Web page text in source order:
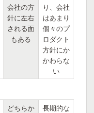
会社の方
針に左右
される面
もある
り、会社
はあまり
個々のプ
ロダクト
方針にか
かわらな
い
どちらか
長期的な